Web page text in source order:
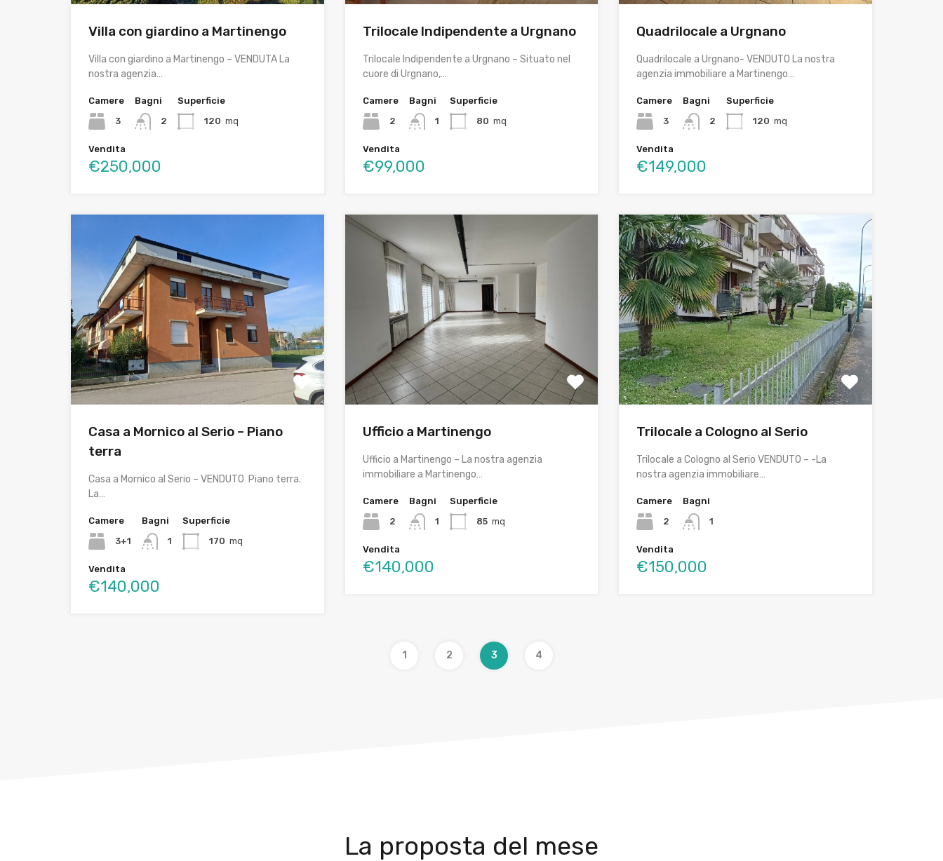
Villa con giardino a Martinengo
Villa con giardino a Martinengo – VENDUTA La
nostra agenzia…
Camere
3
Bagni
2
Superficie
120 mq
Vendita
€250,000
Trilocale Indipendente a Urgnano
Trilocale Indipendente a Urgnano – Situato nel
cuore di Urgnano,…
Camere
2
Bagni
1
Superficie
80 mq
Vendita
€99,000
Quadrilocale a Urgnano
Quadrilocale a Urgnano- VENDUTO La nostra
agenzia immobiliare a Martinengo…
Camere
3
Bagni
2
Superficie
120 mq
Vendita
€149,000
Casa a Mornico al Serio – Piano
terra
Casa a Mornico al Serio – VENDUTO Piano terra.
La…
Camere
3+1
Bagni
1
Superficie
170 mq
Vendita
€140,000
Ufficio a Martinengo
Ufficio a Martinengo – La nostra agenzia
immobiliare a Martinengo…
Camere
2
Bagni
1
Superficie
85 mq
Vendita
€140,000
Trilocale a Cologno al Serio
Trilocale a Cologno al Serio VENDUTO – -La
nostra agenzia immobiliare…
Camere
2
Bagni
1
Vendita
€150,000
1 2 3 4
La proposta del mese